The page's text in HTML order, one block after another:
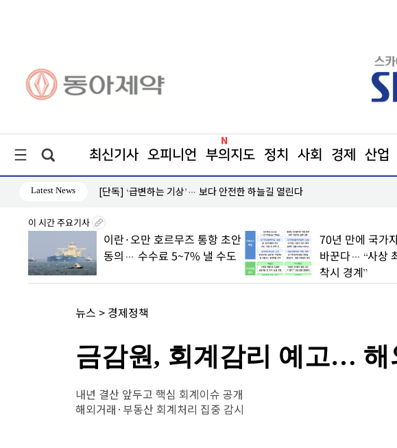
최신기사 오피니언 부의지도 정치 사회 경제 산업
Latest News [단독] ‘급변하는 기상’… 보다 안전한 하늘길 열린다
이 시간 주요기사
이란·오만 호르무즈 통항 초안
동의… 수수료 5~7% 낼 수도
70년 만에 국가
바꾼다… “사상
착시 경계”
뉴스 > 경제정책
금감원, 회계감리 예고… 해
내년 결산 앞두고 핵심 회계이슈 공개
해외거래·부동산 회계처리 집중 감시